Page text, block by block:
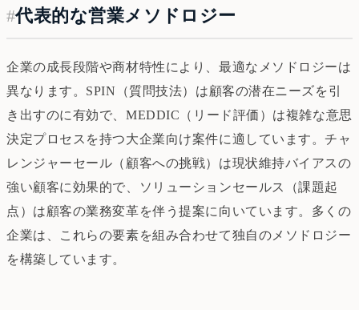
#代表的な営業メソドロジー
企業の成長段階や商材特性により、最適なメソドロジーは
異なります。SPIN（質問技法）は顧客の潜在ニーズを引
き出すのに有効で、MEDDIC（リード評価）は複雑な意思
決定プロセスを持つ大企業向け案件に適しています。チャ
レンジャーセール（顧客への挑戦）は現状維持バイアスの
強い顧客に効果的で、ソリューションセールス（課題起
点）は顧客の業務変革を伴う提案に向いています。多くの
企業は、これらの要素を組み合わせて独自のメソドロジー
を構築しています。